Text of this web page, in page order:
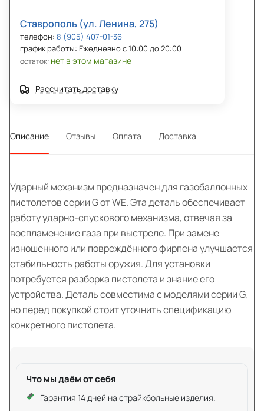
Ставрополь (ул. Ленина, 275)
телефон: 8 (905) 407-01-36
график работы: Ежедневно с 10:00 до 20:00
остаток: нет в этом магазине
Рассчитать доставку
Описание Отзывы Оплата Доставка
Ударный механизм предназначен для газобаллонных
пистолетов серии G от WE. Эта деталь обеспечивает
работу ударно-спускового механизма, отвечая за
воспламенение газа при выстреле. При замене
изношенного или повреждённого фирпена улучшается
стабильность работы оружия. Для установки
потребуется разборка пистолета и знание его
устройства. Деталь совместима с моделями серии G,
но перед покупкой стоит уточнить спецификацию
конкретного пистолета.
Что мы даём от себя
Гарантия 14 дней на страйкбольные изделия.